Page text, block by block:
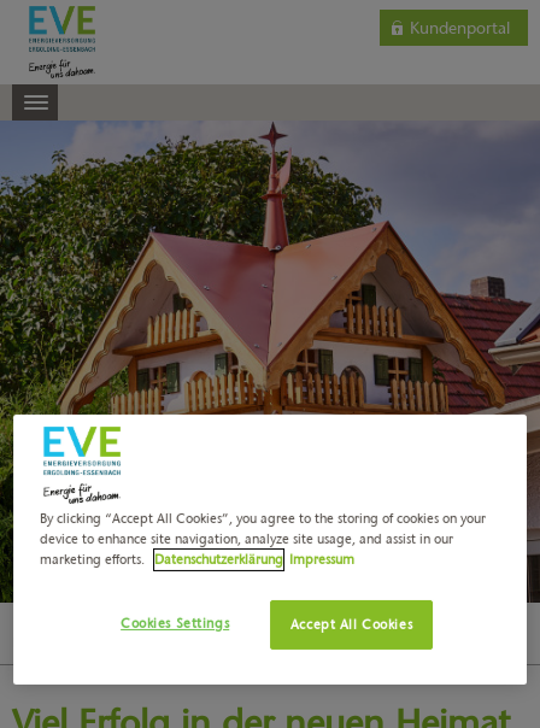
Kundenportal
By clicking “Accept All Cookies”, you agree to the storing of cookies on your
device to enhance site navigation, analyze site usage, and assist in our
marketing efforts.
Datenschutzerklärung Impressum
Cookies Settings Accept All Cookies